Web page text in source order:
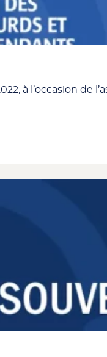
à l’occasion de